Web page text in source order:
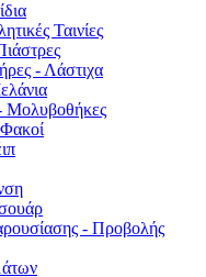
Ταινίες
- Λάστιχα
Μολυβοθήκες
- Προβολής